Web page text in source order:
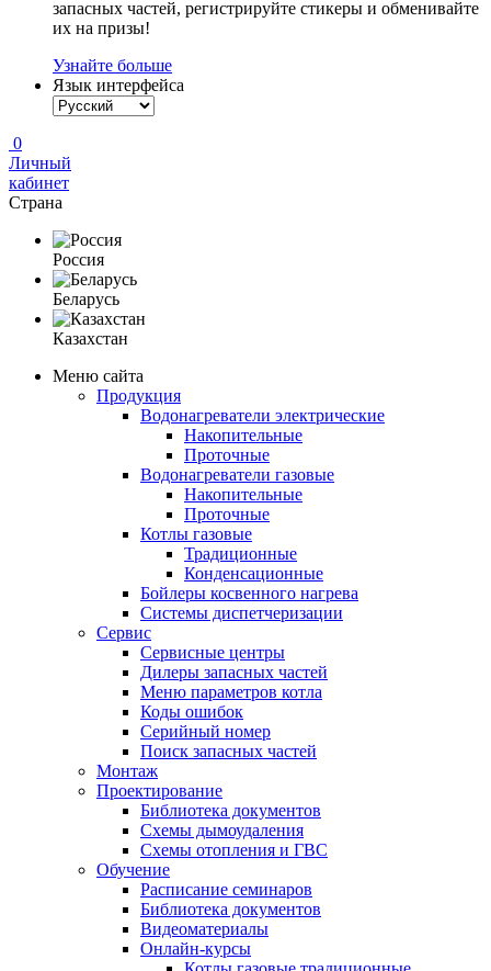
запасных частей, регистрируйте стикеры и обменивайте
их на призы!
Узнайте больше
Язык интерфейса
0
Личный
кабинет
Страна
Россия
Беларусь
Казахстан
Меню сайта
Продукция
Водонагреватели электрические
Накопительные
Проточные
Водонагреватели газовые
Накопительные
Проточные
Котлы газовые
Традиционные
Конденсационные
Бойлеры косвенного нагрева
Системы диспетчеризации
Сервис
Сервисные центры
Дилеры запасных частей
Меню параметров котла
Коды ошибок
Серийный номер
Поиск запасных частей
Монтаж
Проектирование
Библиотека документов
Схемы дымоудаления
Схемы отопления и ГВС
Обучение
Расписание семинаров
Библиотека документов
Видеоматериалы
Онлайн-курсы